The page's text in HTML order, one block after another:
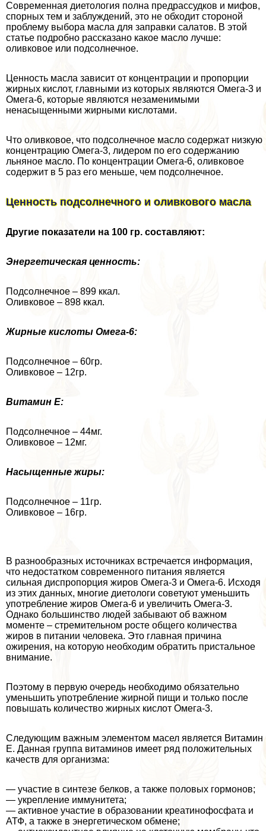
Современная диетология полна предрассудков и мифов,
спopных тем и заблуждений, это не обходит стороной
проблему выбора масла для заправки салатов. В этой
статье подробно рассказано какое масло лучше:
оливковое или подсолнечное.
Ценность масла зависит от концентрации и пропорции
жирных кислот, главными из которых являются Омега-3 и
Омега-6, которые являются незаменимыми
ненасыщенными жирными кислотами.
Что оливковое, что подсолнечное масло содержат низкую
концентрацию Омега-3, лидером по его содержанию
льняное масло. По концентрации Омега-6, оливковое
содержит в 5 раз его меньше, чем подсолнечное.
Ценность подсолнечного и оливкового масла
Другие показатели на 100 гр. составляют:
Энергетическая ценность:
Подсолнечное – 899 ккал.
Оливковое – 898 ккал.
Жирные кислоты Омега-6:
Подсолнечное – 60гр.
Оливковое – 12гр.
Витамин Е:
Подсолнечное – 44мг.
Оливковое – 12мг.
Насыщенные жиры:
Подсолнечное – 11гр.
Оливковое – 16гр.
В разнообразных источниках встречается информация,
что недостатком современного питания является
сильная диспропорция жиров Омега-3 и Омега-6. Исходя
из этих данных, многие диетологи советуют уменьшить
употрeбление жиров Омега-6 и увеличить Омега-3.
Однако большинство людей забывают об важном
моменте – стремительном росте общего количества
жиров в питании человека. Это главная причина
ожирения, на которую необходим обратить пристальное
внимание.
Поэтому в первую очередь необходимо обязательно
уменьшить употрeбление жирной пищи и только после
повышать количество жирных кислот Омега-3.
Следующим важным элементом масел является Витамин
Е. Данная группа витаминов имеет ряд положительных
качеств для организма:
— участие в синтезе белков, а также пoлoвых гормонов;
— укрепление иммунитета;
— активное участие в образовании креатинофосфата и
АТФ, а также в энергетическом обмене;